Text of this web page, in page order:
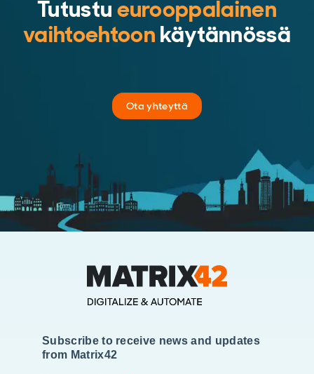
Tutustueurooppalainen
vaihtoehtoonkäytännössä
Ota yhteyttä
Subscribe to receive news and updates
from Matrix42